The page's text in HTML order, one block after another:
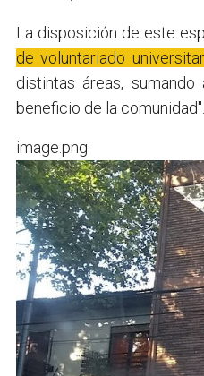
La disposición de este
de voluntariado
distintas áreas,
beneficio de la comunidad".
image.png